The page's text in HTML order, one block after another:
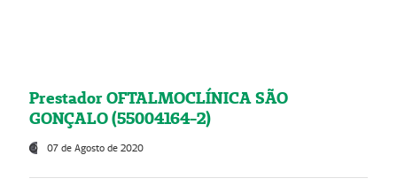
Prestador OFTALMOCLÍNICA SÃO
GONÇALO (55004164-2)
07 de Agosto de 2020